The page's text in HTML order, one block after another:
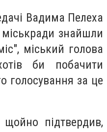
Вадима Пелеха
знайшли
міський голова
би побачити
голосування за це
підтвердив,